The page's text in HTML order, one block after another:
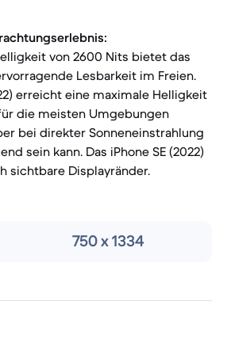
von 2600 Nits bietet das
Lesbarkeit im Freien.
erreicht eine maximale Helligkeit
die meisten Umgebungen
bei direkter Sonneneinstrahlung
sein kann. Das iPhone SE (2022)
sichtbare Displayränder.
750 x 1334